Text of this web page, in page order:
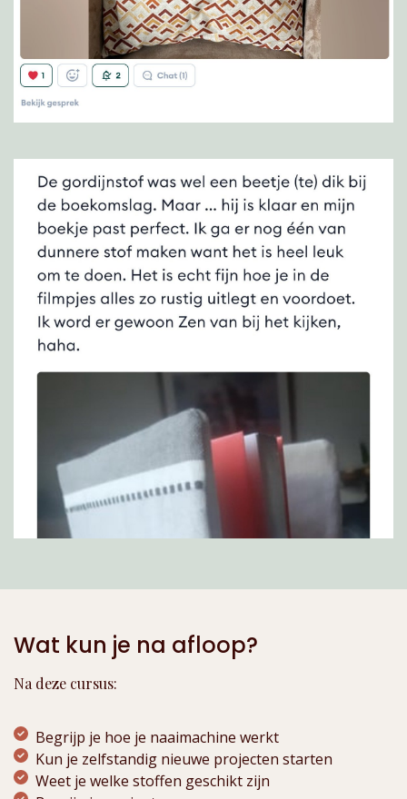
Wat kun je na afloop?
Na deze cursus:
Begrijp je hoe je naaimachine werkt
Kun je zelfstandig nieuwe projecten starten
Weet je welke stoffen geschikt zijn